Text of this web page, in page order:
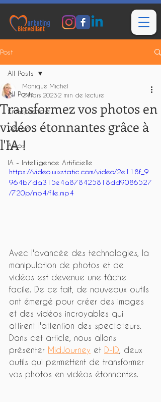
Post
All Posts
Entreprendre
Design
Apps
IA - Intelligence Artificielle
All Posts
Transformez vos photos en
vidéos étonnantes grâce à
l'IA !
Monique Michel
2 mars 2023 2 min de lecture
https://video.wixstatic.com/video/2e118f_9
964b7da315e4a878425818dd9086527
/720p/mp4/file.mp4
Avec l'avancée des technologies, la
manipulation de photos et de
vidéos est devenue une tâche
facile. De ce fait, de nouveaux outils
ont émergé pour créer des images
et des vidéos incroyables qui
attirent l'attention des spectateurs.
Dans cet article, nous allons
présenter MidJourney et D-ID , deux
outils qui permettent de transformer
vos photos en vidéos étonnantes.